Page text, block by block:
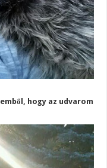
hogy az udvarom